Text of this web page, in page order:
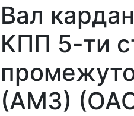
Вал
КПП 5-ти
(АМЗ)